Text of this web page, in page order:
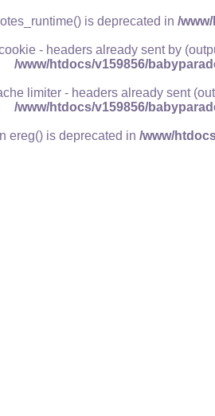
is deprecated in /
- headers already sent by
/www/htdocs/v159856/
limiter - headers already sent
/www/htdocs/v159856/
ereg() is deprecated in /www/